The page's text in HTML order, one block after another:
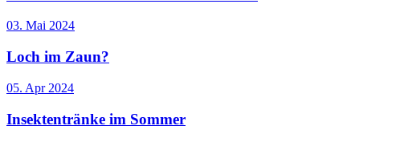
03. Mai 2024
Loch im Zaun?
05. Apr 2024
Insektentränke im Sommer